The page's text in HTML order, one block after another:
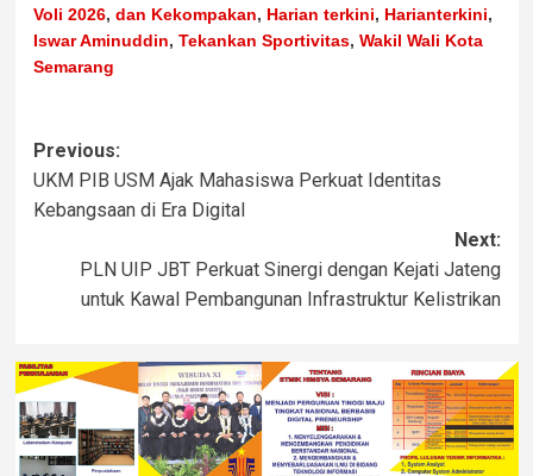
Voli 2026, dan Kekompakan, Harian terkini, Harianterkini,
Iswar Aminuddin, Tekankan Sportivitas, Wakil Wali Kota
Semarang
Previous:
UKM PIB USM Ajak Mahasiswa Perkuat Identitas
Kebangsaan di Era Digital
Next:
PLN UIP JBT Perkuat Sinergi dengan Kejati Jateng
untuk Kawal Pembangunan Infrastruktur Kelistrikan